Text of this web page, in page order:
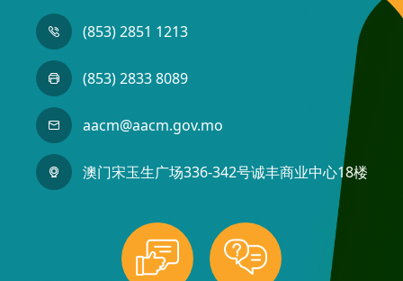
(853) 2851 1213
(853) 2833 8089
aacm@aacm.gov.mo
澳门宋玉生广场336-342号诚丰商业中心18楼